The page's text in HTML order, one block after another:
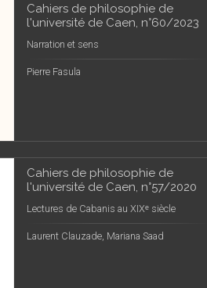
Cahiers de philosophie de
l'université de Caen, n°60/2023
Narration et sens
Pierre Fasula
Cahiers de philosophie de
l'université de Caen, n°57/2020
Lectures de Cabanis au XIXᵉ siècle
Laurent Clauzade, Mariana Saad